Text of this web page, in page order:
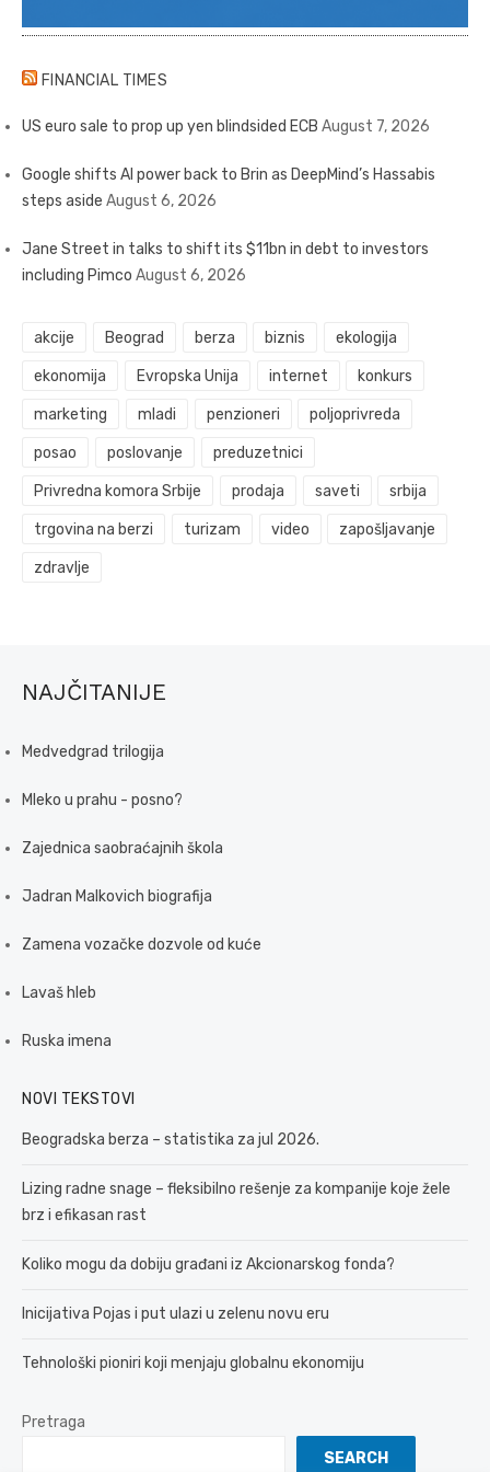
FINANCIAL TIMES
US euro sale to prop up yen blindsided ECB August 7, 2026
Google shifts AI power back to Brin as DeepMind’s Hassabis
steps aside August 6, 2026
Jane Street in talks to shift its $11bn in debt to investors
including Pimco August 6, 2026
akcije Beograd berza biznis ekologija
ekonomija Evropska Unija internet konkurs
marketing mladi penzioneri poljoprivreda
posao poslovanje preduzetnici
Privredna komora Srbije prodaja saveti srbija
trgovina na berzi turizam video zapošljavanje
zdravlje
NAJČITANIJE
Medvedgrad trilogija
Mleko u prahu - posno?
Zajednica saobraćajnih škola
Jadran Malkovich biografija
Zamena vozačke dozvole od kuće
Lavaš hleb
Ruska imena
NOVI TEKSTOVI
Beogradska berza – statistika za jul 2026.
Lizing radne snage – fleksibilno rešenje za kompanije koje žele
brz i efikasan rast
Koliko mogu da dobiju građani iz Akcionarskog fonda?
Inicijativa Pojas i put ulazi u zelenu novu eru
Tehnološki pioniri koji menjaju globalnu ekonomiju
Pretraga
SEARCH